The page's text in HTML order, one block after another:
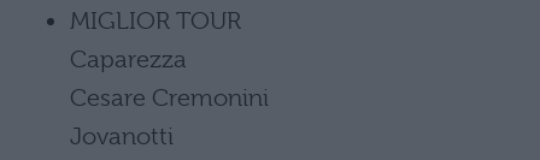
MIGLIOR TOUR
Caparezza
Cesare Cremonini
Jovanotti